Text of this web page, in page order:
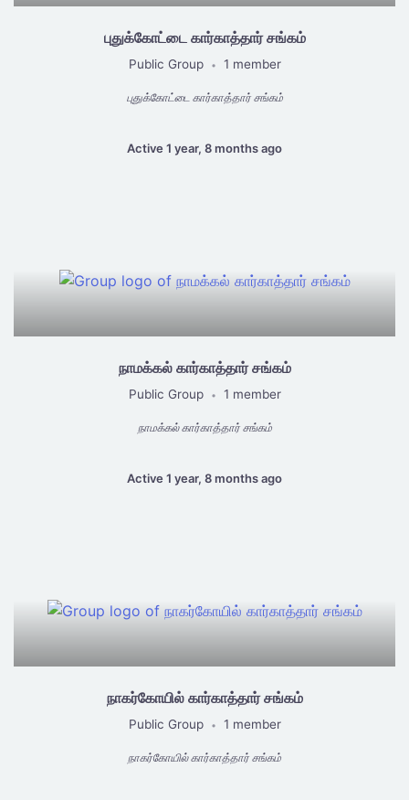
புதுக்கோட்டை கார்காத்தார் சங்கம்
Public Group • 1 member
புதுக்கோட்டை கார்காத்தார் சங்கம்
Active 1 year, 8 months ago
நாமக்கல் கார்காத்தார் சங்கம்
Public Group • 1 member
நாமக்கல் கார்காத்தார் சங்கம்
Active 1 year, 8 months ago
நாகர்கோயில் கார்காத்தார் சங்கம்
Public Group • 1 member
நாகர்கோயில் கார்காத்தார் சங்கம்